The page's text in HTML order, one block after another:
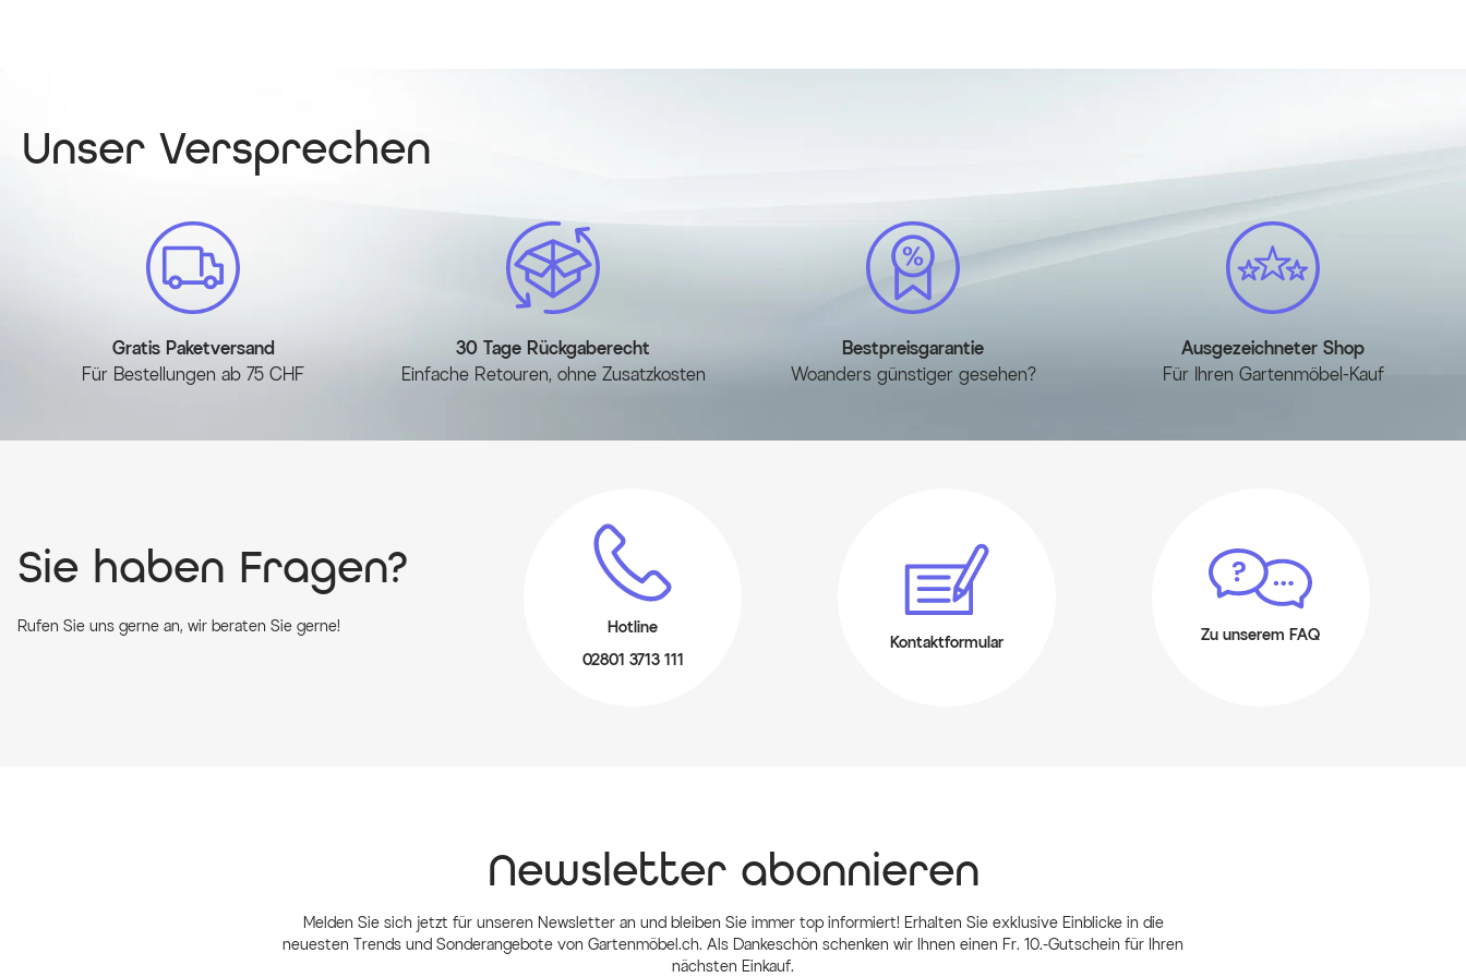
mehrfach verstellbare Rückenlehne
Anthrazit
MEHR INFOS HIER
Unser Versprechen
Gratis Paketversand
Für Bestellungen ab 75 CHF
30 Tage Rückgaberecht
Einfache Retouren, ohne Zusatzkosten
Bestpreisgarantie
Woanders günstiger gesehen?
Ausgezeichneter Shop
Für Ihren Gartenmöbel-Kauf
Sie haben Fragen?
Rufen Sie uns gerne an, wir beraten Sie gerne!
Hotline
02801 3713 111
Kontaktformular Zu unserem FAQ
Newsletter abonnieren
Melden Sie sich jetzt für unseren Newsletter an und bleiben Sie immer top informiert! Erhalten Sie exklusive Einblicke in die
neuesten Trends und Sonderangebote von Gartenmöbel.ch. Als Dankeschön schenken wir Ihnen einen Fr. 10.-Gutschein für Ihren
nächsten Einkauf.